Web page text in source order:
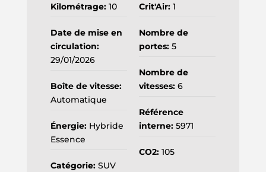
Kilométrage:10
Date de mise en
circulation:
29/01/2026
Boîte de vitesse:
Automatique
Énergie:Hybride
Essence
Catégorie:SUV
Crit'Air: 1
Nombre de
portes: 5
Nombre de
vitesses: 6
Référence
interne: 5971
CO2: 105